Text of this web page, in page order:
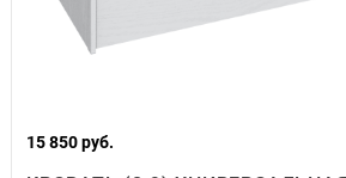
15 850 руб.